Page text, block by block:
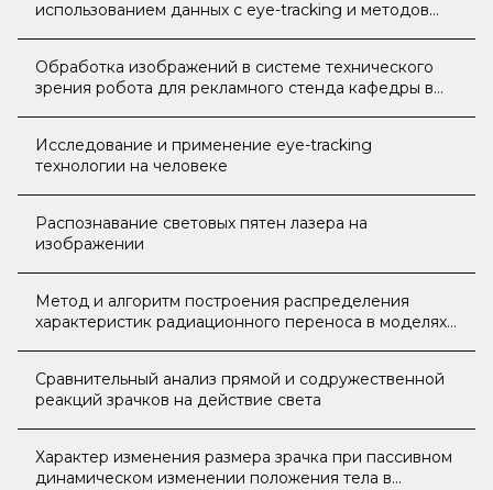
использованием данных с eye-tracking и методов
Обработка изображений в системе технического
зрения робота для рекламного стенда кафедры в
Исследование и применение eye-tracking
технологии на человеке
Распознавание световых пятен лазера на
изображении
Метод и алгоритм построения распределения
характеристик радиационного переноса в моделях
Сравнительный анализ прямой и содружественной
реакций зрачков на действие света
Характер изменения размера зрачка при пассивном
динамическом изменении положения тела в